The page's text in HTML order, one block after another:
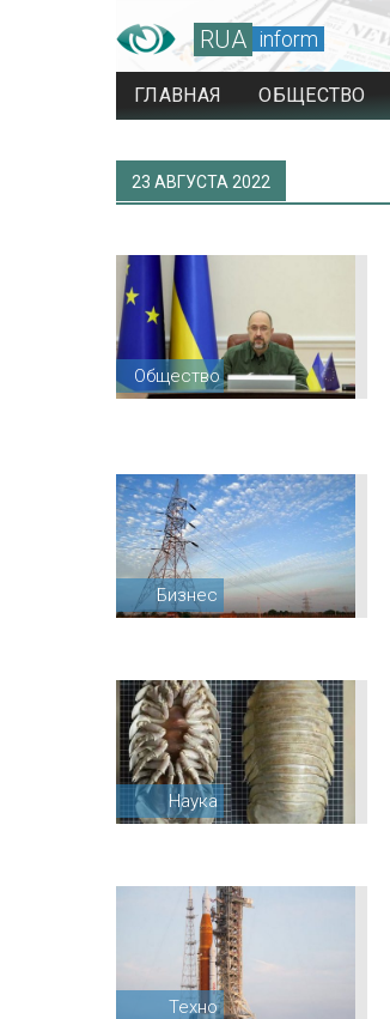
RUA inform
ГЛАВНАЯ ОБЩЕСТВО
23 АВГУСТА 2022
Общество
Бизнес
Наука
Техно